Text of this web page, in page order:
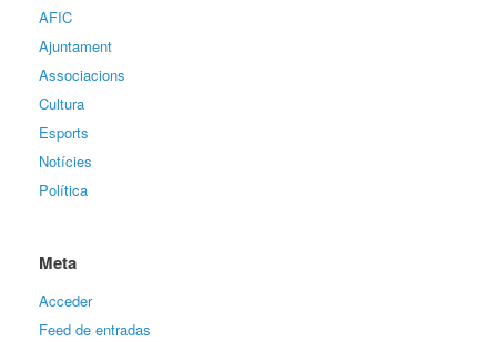
AFIC
Ajuntament
Associacions
Cultura
Esports
Notícies
Política
Meta
Acceder
Feed de entradas